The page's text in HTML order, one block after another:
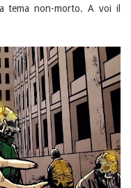
tema non-morto. A voi il